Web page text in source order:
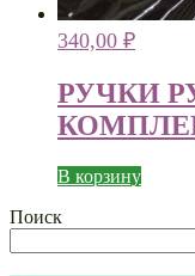
340,00 ₽
РУЧКИ
В корзину
Поиск